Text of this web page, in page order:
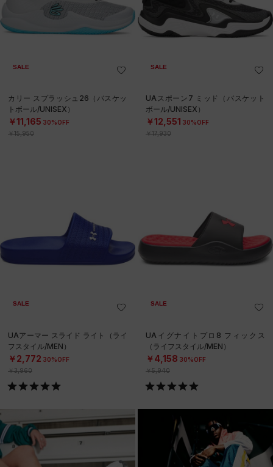
SALE
カリー スプラッシュ26（バスケッ
トボール/UNISEX）
￥11,165 30%OFF
￥15,950
SALE
UAスポーン7 ミッド（バスケット
ボール/UNISEX）
￥12,551 30%OFF
￥17,930
SALE
UAアーマー スライド ライト（ライ
フスタイル/MEN）
￥2,772 30%OFF
￥3,960
SALE
UAイグナイトプロ8 フィックス
（ライフスタイル/MEN）
￥4,158 30%OFF
￥5,940